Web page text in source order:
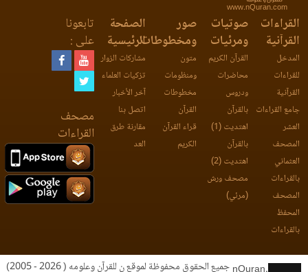
www.nQuran.com
القراءات
القرآنية
المدخل
للقراءات
القرآنية
جامع القراءات
العشر
المصحف
العثماني
بالقراءات
المصحف
المحفظ
بالقراءات
صوتيات
ومرئيات
القرآن الكريم
محاضرات
ودروس
بالقرآن
اهتديت (1)
بالقرآن
اهتديت (2)
مصحف ورش
(مرئي)
صور
ومخطوطات
متون
ومنظومات
مخطوطات
القرآن
قراء القرآن
الكريم
الصفحة
الرئيسية
مشاركات الزوار
تزكيات العلماء
آخر الأخبار
اتصل بنا
مقارنة طرق
العد
تابعونا
على :
مصحف
القراءات
جميع الحقوق محفوظة لموقع ن للقرآن وعلومه ( 2026 - 2005)